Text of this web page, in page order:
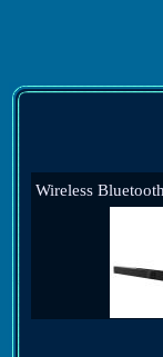
Wireless